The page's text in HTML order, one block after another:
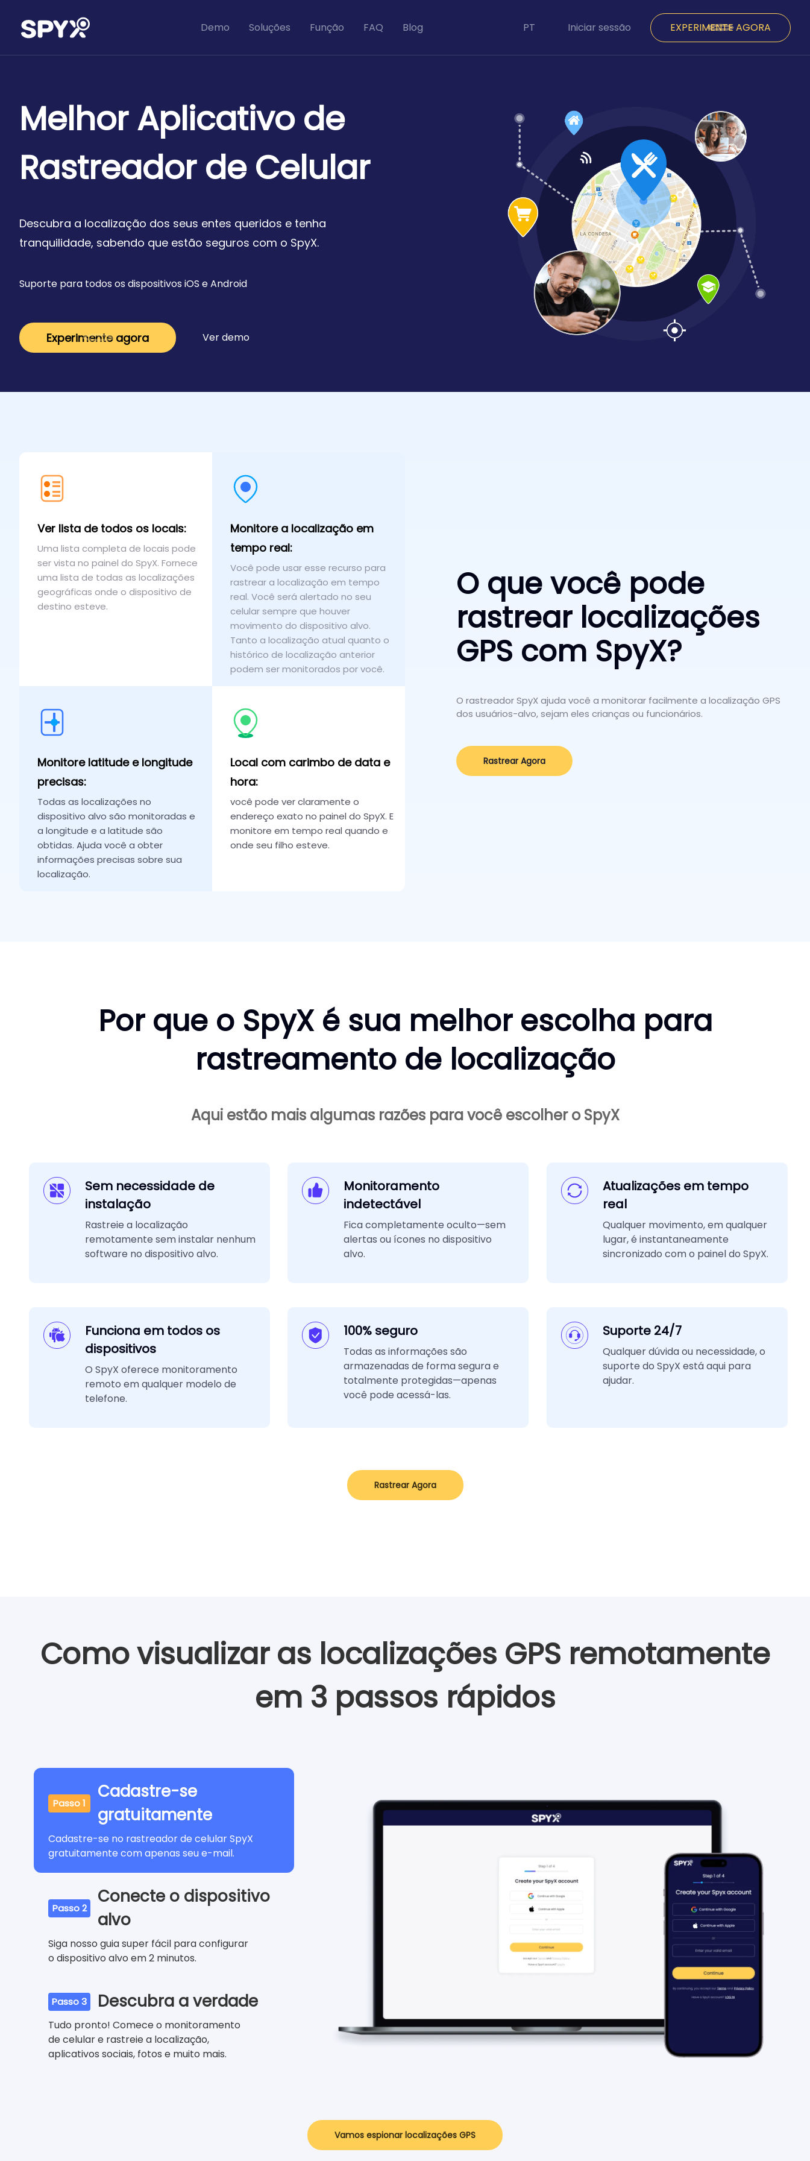
Demo Soluções Função FAQ Blog PT Iniciar sessão EXPERIMENTE AGORA
Melhor Aplicativo de
Rastreador de Celular
Descubra a localização dos seus entes queridos e tenha
tranquilidade, sabendo que estão seguros com o SpyX.
Suporte para todos os dispositivos iOS e Android
Experimente agora Ver demo
Ver lista de todos os locais:
Uma lista completa de locais pode
ser vista no painel do SpyX. Fornece
uma lista de todas as localizações
geográficas onde o dispositivo de
destino esteve.
Monitore a localização em
tempo real:
Você pode usar esse recurso para
rastrear a localização em tempo
real. Você será alertado no seu
celular sempre que houver
movimento do dispositivo alvo.
Tanto a localização atual quanto o
histórico de localização anterior
podem ser monitorados por você.
Monitore latitude e longitude
precisas:
Todas as localizações no
dispositivo alvo são monitoradas e
a longitude e a latitude são
obtidas. Ajuda você a obter
informações precisas sobre sua
localização.
Local com carimbo de data e
hora:
você pode ver claramente o
endereço exato no painel do SpyX. E
monitore em tempo real quando e
onde seu filho esteve.
O que você pode
rastrear localizações
GPS com SpyX?
O rastreador SpyX ajuda você a monitorar facilmente a localização GPS
dos usuários-alvo, sejam eles crianças ou funcionários.
Rastrear Agora
Por que o SpyX é sua melhor escolha para
rastreamento de localização
Aqui estão mais algumas razões para você escolher o SpyX
Sem necessidade de
instalação
Rastreie a localização
remotamente sem instalar nenhum
software no dispositivo alvo.
Monitoramento
indetectável
Fica completamente oculto—sem
alertas ou ícones no dispositivo
alvo.
Atualizações em tempo
real
Qualquer movimento, em qualquer
lugar, é instantaneamente
sincronizado com o painel do SpyX.
Funciona em todos os
dispositivos
O SpyX oferece monitoramento
remoto em qualquer modelo de
telefone.
100% seguro
Todas as informações são
armazenadas de forma segura e
totalmente protegidas—apenas
você pode acessá-las.
Suporte 24/7
Qualquer dúvida ou necessidade, o
suporte do SpyX está aqui para
ajudar.
Rastrear Agora
Como visualizar as localizações GPS remotamente
em 3 passos rápidos
Passo 1
Cadastre-se
gratuitamente
Cadastre-se no rastreador de celular SpyX
gratuitamente com apenas seu e-mail.
Passo 2
Conecte o dispositivo
alvo
Siga nosso guia super fácil para configurar
o dispositivo alvo em 2 minutos.
Passo 3 Descubra a verdade
Tudo pronto! Comece o monitoramento
de celular e rastreie a localização,
aplicativos sociais, fotos e muito mais.
Vamos espionar localizações GPS